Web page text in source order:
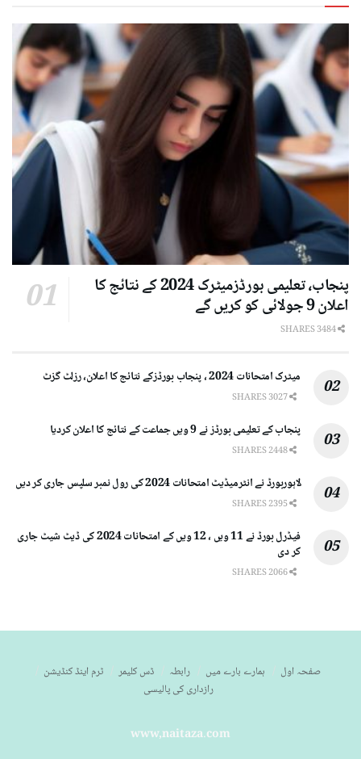
پنجاب، تعلیمی بورڈزمیٹرک 2024 کے نتائج کا
اعلان 9 جولائی کو کریں گے
میٹرک امتحانات 2024 ، پنجاب بورڈزکے نتائج کا اعلان، رزلٹ گزٹ
پنجاب کے تعلیمی بورڈز نے 9 ویں جماعت کے نتائج کا اعلان کردیا
لاہوربورڈ نے انٹرمیڈیٹ امتحانات 2024 کی رول نمبر سلپس جاری کر دیں
فیڈرل بورڈ نے 11 ویں ، 12 ویں کے امتحانات 2024 کی ڈیٹ شیٹ جاری
کر دی
صفحہ اول ہمارے بارے میں رابطہ ڈس کلیمر
ٹرم اینڈ کنڈیشن
رازداری کی پالیسی
www,naitaza.com